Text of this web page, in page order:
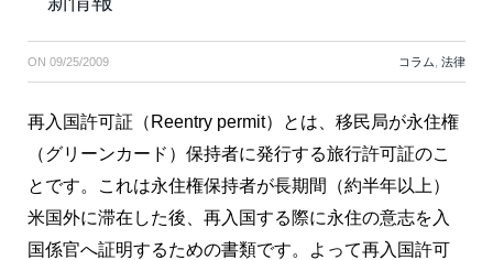
ON 09/25/2009 コラム 法律
再入国許可証（Reentry permit）とは、移民局が永住権
（グリーンカード）保持者に発行する旅行許可証のこ
とです。これは永住権保持者が長期間（約半年以上）
米国外に滞在した後、再入国する際に永住の意志を入
国係官へ証明するための書類です。よって再入国許可